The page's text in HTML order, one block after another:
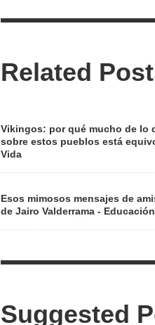
Related
Vikingos: por qué mucho de lo
sobre estos pueblos está
Vida
Esos mimosos mensajes de
de Jairo Valderrama -
Suggested